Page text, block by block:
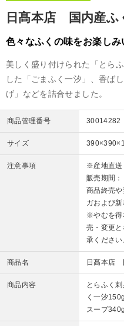
日髙本店 国内産ふ
色々なふくの味をお楽し
美しく盛り付けられた「とら
した「ごまふく一汐」、香ば
げ」などを詰合せました。
商品管理番号 30014282
サイズ
注意事項
※産地直送
販売期間
商品終売
ガおよび新
※やむを得
売・変更
承ください
商品名 日髙本店
商品内容
とらふく
く一汐
スープ